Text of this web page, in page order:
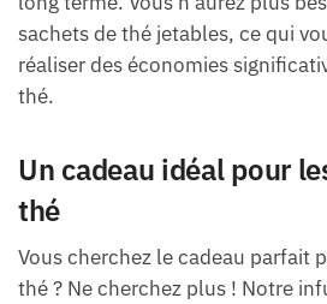
sachets de thé jetables, ce qui
réaliser des économies
thé.
Un cadeau idéal pour
thé
Vous cherchez le cadeau parfait
thé ? Ne cherchez plus ! Notre